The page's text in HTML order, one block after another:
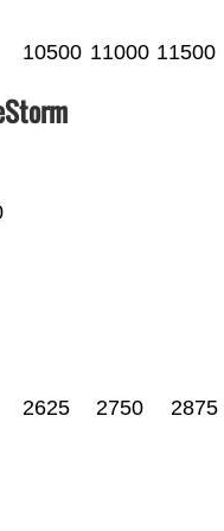
10500 11000 11500
2625 2750 2875